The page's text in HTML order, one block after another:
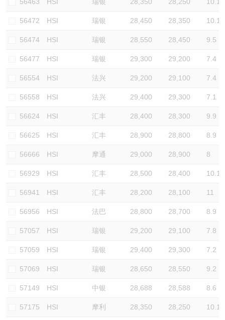
56472 HSI 瑞银 28,450 28,350 10.1
56474 HSI 瑞银 28,550 28,450 9.5
56477 HSI 瑞银 29,300 29,200 7.4
56554 HSI 法兴 29,200 29,100 7.4
56558 HSI 法兴 29,400 29,300 7.1
56624 HSI 汇丰 28,400 28,300 9.9
56625 HSI 汇丰 28,900 28,800 8.9
56666 HSI 摩通 29,000 28,900 8
56929 HSI 汇丰 28,500 28,400 10.1
56941 HSI 汇丰 28,200 28,100 11
56956 HSI 法巴 28,800 28,700 8.9
57057 HSI 瑞银 29,200 29,100 7.8
57059 HSI 瑞银 29,400 29,300 7.2
57069 HSI 瑞银 28,650 28,550 9.2
57149 HSI 中银 28,688 28,588 8.6
57175 HSI 摩利 28,350 28,250 10.1